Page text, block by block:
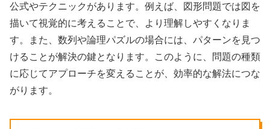
公式やテクニックがあります。例えば、図形問題では図を
描いて視覚的に考えることで、より理解しやすくなりま
す。また、数列や論理パズルの場合には、パターンを見つ
けることが解決の鍵となります。このように、問題の種類
に応じてアプローチを変えることが、効率的な解法につな
がります。